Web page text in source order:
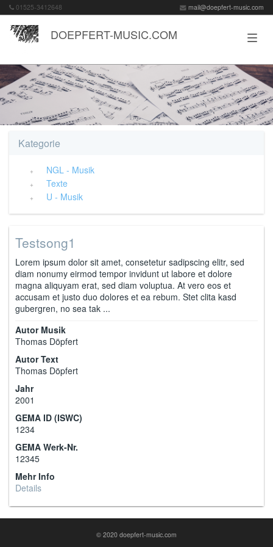
01525-3412648 mail@doepfert-music.com
DOEPFERT-MUSIC.COM
Kategorie
NGL - Musik
Texte
U - Musik
Testsong1
Lorem ipsum dolor sit amet, consetetur sadipscing elitr, sed
diam nonumy eirmod tempor invidunt ut labore et dolore
magna aliquyam erat, sed diam voluptua. At vero eos et
accusam et justo duo dolores et ea rebum. Stet clita kasd
gubergren, no sea tak ...
Autor Musik
Thomas Döpfert
Autor Text
Thomas Döpfert
Jahr
2001
GEMA ID (ISWC)
1234
GEMA Werk-Nr.
12345
Mehr Info
Details
© 2020 doepfert-music.com